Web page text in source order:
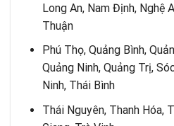
Long An, Nam Định, Nghệ
Thuận
Phú Thọ, Quảng Bình,
Quảng Ninh, Quảng Trị,
Ninh, Thái Bình
Thái Nguyên, Thanh Hóa,